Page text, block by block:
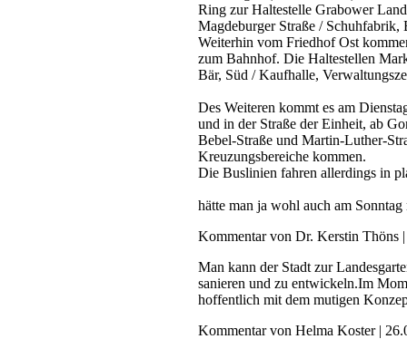
Ring zur Haltestelle Grabower
Magdeburger Straße / Schuhfabrik,
Weiterhin vom Friedhof Ost
zum Bahnhof. Die Haltestellen
Bär, Süd / Kaufhalle,
Des Weiteren kommt es am
und in der Straße der Einheit, ab
Bebel-Straße und Martin-Luther-
Kreuzungsbereiche kommen.
Die Buslinien fahren allerdings in
hätte man ja wohl auch am Sonntag
Kommentar von Dr. Kerstin Thöns
Man kann der Stadt zur
sanieren und zu entwickeln.Im
hoffentlich mit dem mutigen
Kommentar von Helma Koster |